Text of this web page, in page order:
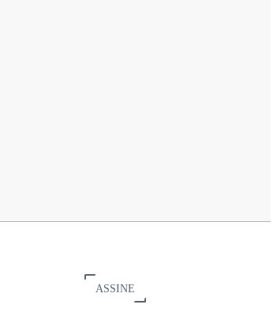
ASSINE